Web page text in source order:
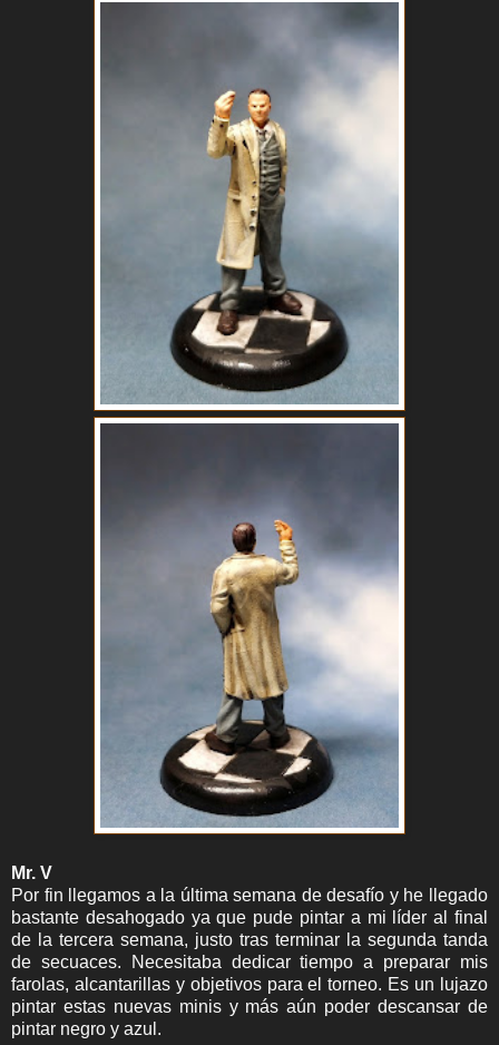
Mr. V
Por fin llegamos a la última semana de desafío y he llegado
bastante desahogado ya que pude pintar a mi líder al final
de la tercera semana, justo tras terminar la segunda tanda
de secuaces. Necesitaba dedicar tiempo a preparar mis
farolas, alcantarillas y objetivos para el torneo. Es un lujazo
pintar estas nuevas minis y más aún poder descansar de
pintar negro y azul.